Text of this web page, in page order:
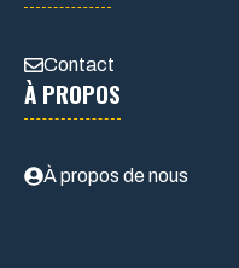
Contact
À PROPOS
À propos de nous